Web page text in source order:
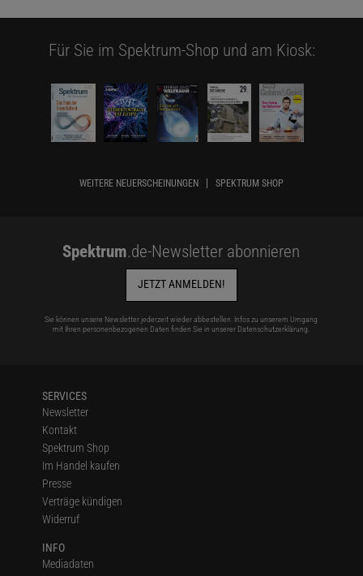
Für Sie im Spektrum-Shop und am Kiosk:
WEITERE NEUERSCHEINUNGEN SPEKTRUM SHOP
Spektrum.de-Newsletter abonnieren
JETZT ANMELDEN!
Sie können unsere Newsletter jederzeit wieder abbestellen. Infos zu unserem Umgang
mit Ihren personenbezogenen Daten finden Sie in unserer Datenschutzerklärung
SERVICES
Newsletter
Kontakt
Spektrum Shop
Im Handel kaufen
Presse
Verträge kündigen
Widerruf
INFO
Mediadaten